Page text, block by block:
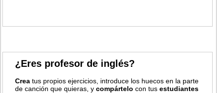
¿Eres profesor de inglés?
Crea tus propios ejercicios, introduce los huecos en la parte
de canción que quieras, ycompártelo con tusestudiantes